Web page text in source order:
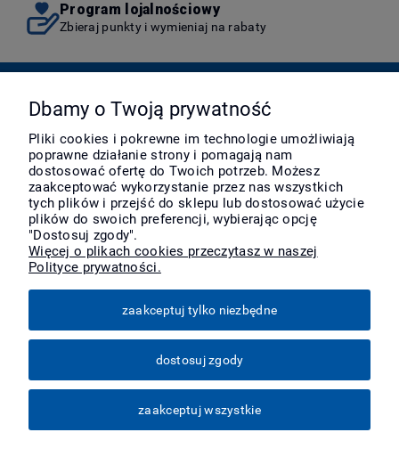
Program lojalnościowy
Zbieraj punkty i wymieniaj na rabaty
Pomoc
Moje konto
Płatności i dostawa
O nas
Więcej
Dbamy o Twoją prywatność
Pliki cookies i pokrewne im technologie umożliwiają
poprawne działanie strony i pomagają nam
dostosować ofertę do Twoich potrzeb. Możesz
zaakceptować wykorzystanie przez nas wszystkich
tych plików i przejść do sklepu lub dostosować użycie
plików do swoich preferencji, wybierając opcję
"Dostosuj zgody".
Więcej o plikach cookies przeczytasz w naszej
Polityce prywatności.
zaakceptuj tylko niezbędne
dostosuj zgody
zaakceptuj wszystkie